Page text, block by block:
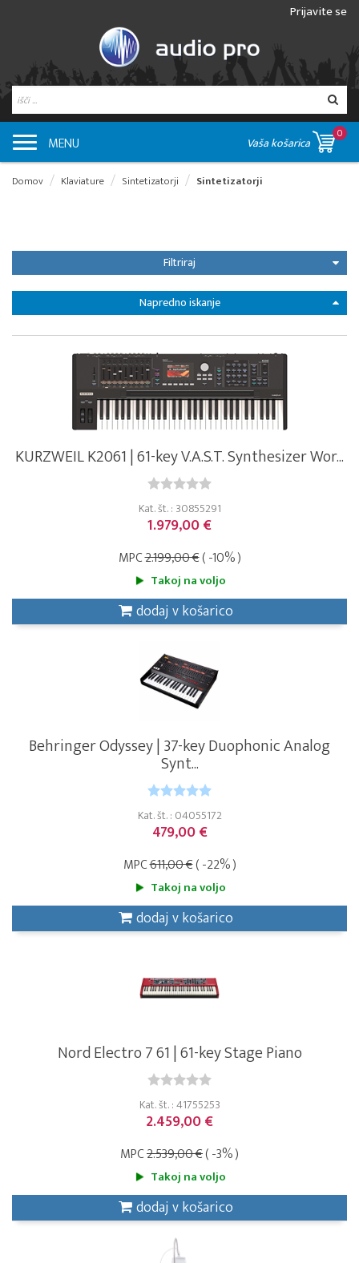
Prijavite se
MENU Vaša košarica
0
Domov Klaviature Sintetizatorji Sintetizatorji
Filtriraj
Napredno iskanje
KURZWEIL K2061 | 61-key V.A.S.T. Synthesizer Wor...
Kat. št. : 30855291
1.979,00 €
MPC2.199,00 €( -10% )
Takoj na voljo
dodaj v košarico
Behringer Odyssey | 37-key Duophonic Analog
Synt...
Kat. št. : 04055172
479,00 €
MPC611,00 €( -22% )
Takoj na voljo
dodaj v košarico
Nord Electro 7 61 | 61-key Stage Piano
Kat. št. : 41755253
2.459,00 €
MPC2.539,00 €( -3% )
Takoj na voljo
dodaj v košarico